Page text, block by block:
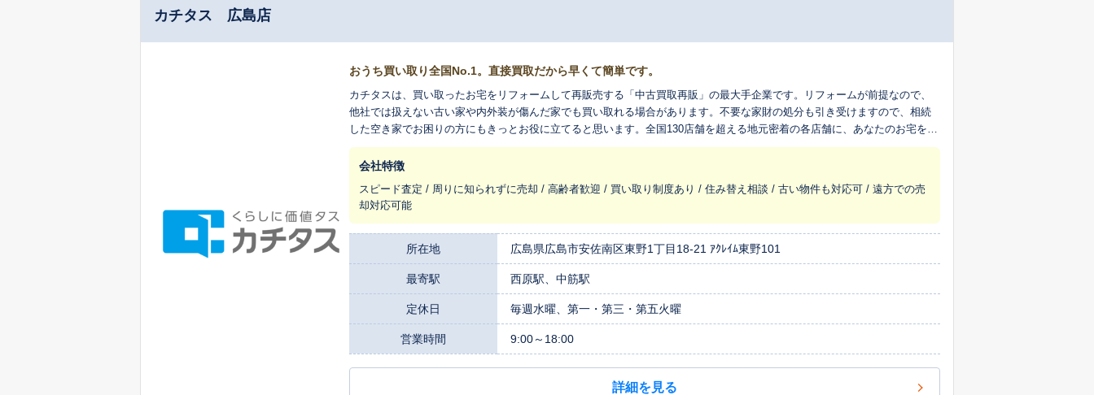
カチタス 広島店
おうち買い取り全国No.1。直接買取だから早くて簡単です。
カチタスは、買い取ったお宅をリフォームして再販売する「中古買取再販」の最大手企業です。リフォームが前提なので、
他社では扱えない古い家や内外装が傷んだ家でも買い取れる場合があります。不要な家財の処分も引き受けますので、相続
した空き家でお困りの方にもきっとお役に立てると思います。全国130店舗を超える地元密着の各店舗に、あなたのお宅を生
まれ変わらせ、長く住みつなぐお手伝いをさせてください。
会社特徴
スピード査定 / 周りに知られずに売却 / 高齢者歓迎 / 買い取り制度あり / 住み替え相談 / 古い物件も対応可 / 遠方での売
却対応可能
所在地 広島県広島市安佐南区東野1丁目18-21 ｱｸﾚｲﾑ東野101
最寄駅 西原駅、中筋駅
定休日 毎週水曜、第一・第三・第五火曜
営業時間 9:00～18:00
詳細を見る